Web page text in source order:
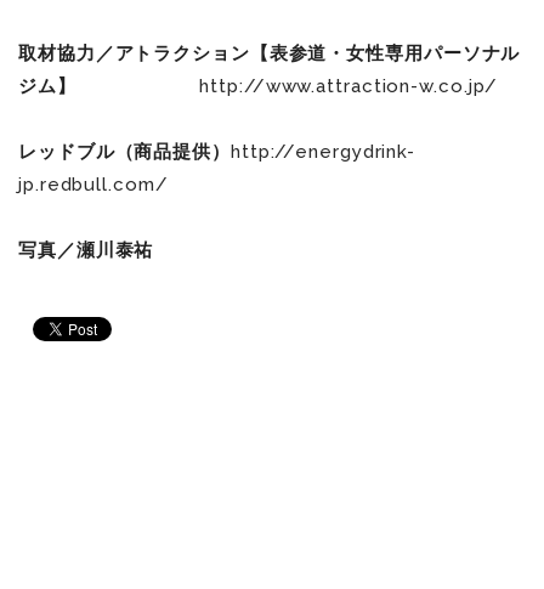
取材協力／アトラクション【表参道・女性専用パーソナル
ジム】http://www.attraction-w.co.jp/
レッドブル（商品提供） http://energydrink-
jp.redbull.com/
写真／瀬川泰祐